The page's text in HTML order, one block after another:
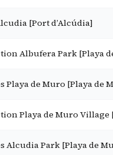
[Port d’Alcúdia]
Albufera Park [Playa
Playa de Muro [Playa de
Playa de Muro Village
Alcudia Park [Playa de